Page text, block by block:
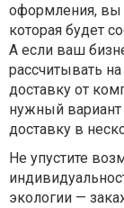
оформления, вы
которая будет
А если ваш
рассчитывать
доставку от
нужный вариант
доставку в
Не упустите
экологии —